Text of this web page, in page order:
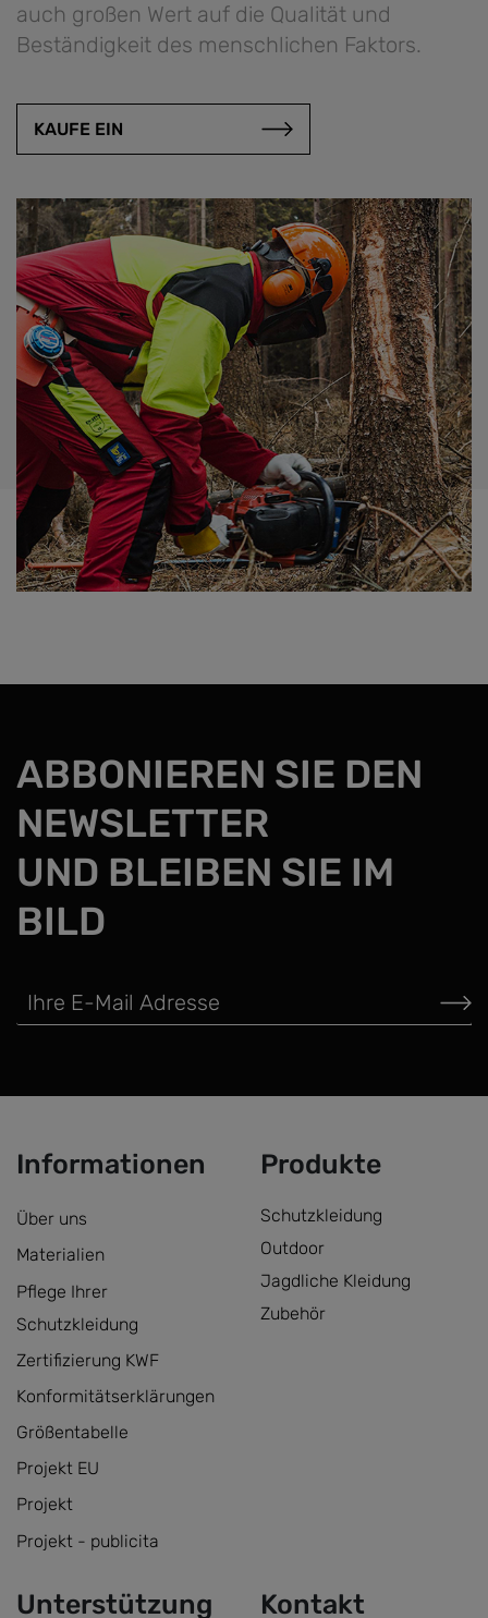
auch großen Wert auf die Qualität und
Beständigkeit des menschlichen Faktors.
KAUFE EIN
ABBONIEREN SIE DEN
NEWSLETTER
UND BLEIBEN SIE IM
BILD
Informationen
Über uns
Materialien
Pflege Ihrer
Schutzkleidung
Zertifizierung KWF
Konformitätserklärungen
Größentabelle
Projekt EU
Projekt
Projekt - publicita
Produkte
Schutzkleidung
Outdoor
Jagdliche Kleidung
Zubehör
Unterstützung Kontakt